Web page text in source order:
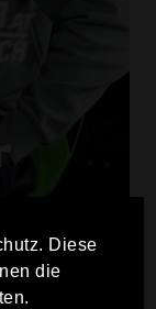
Diese
die